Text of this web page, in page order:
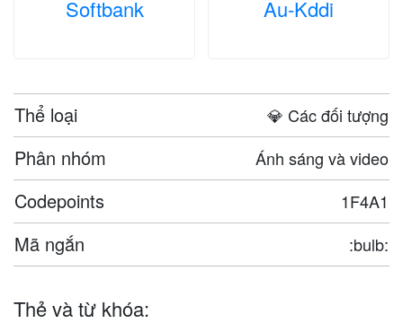
Softbank Au-Kddi
Thể loại 💎 Các đối tượng
Phân nhóm Ánh sáng và video
Codepoints 1F4A1
Mã ngắn :bulb:
Thẻ và từ khóa: